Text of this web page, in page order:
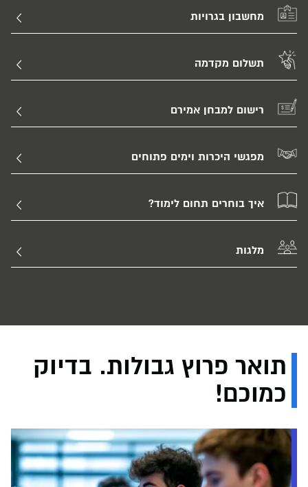
* דמי הרישום אינם מוחזרים בשום מקרה.
מחשבון בגרויות
תשלום מקדמה
רישום למבחן אמירם
מפגשי היכרות וימים פתוחים
איך בוחרים תחום לימוד?
מלגות
תואר פרוץ גבולות. בדיוק
כמוכם!